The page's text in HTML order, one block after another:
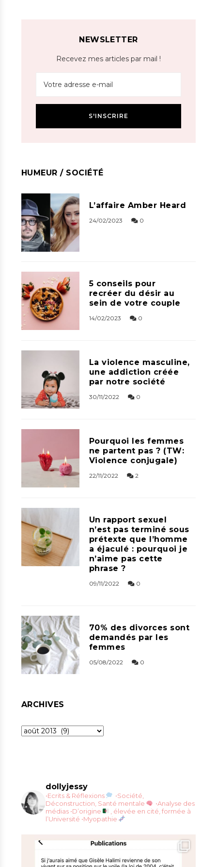
NEWSLETTER
Recevez mes articles par mail !
HUMEUR / SOCIÉTÉ
L’affaire Amber Heard
24/02/2023 0
5 conseils pour
recréer du désir au
sein de votre couple
14/02/2023 0
La violence masculine,
une addiction créée
par notre société
30/11/2022 0
Pourquoi les femmes
ne partent pas ? (TW:
Violence conjugale)
22/11/2022 2
Un rapport sexuel
n’est pas terminé sous
prétexte que l’homme
a éjaculé : pourquoi je
n’aime pas cette
phrase ?
09/11/2022 0
70% des divorces sont
demandés par les
femmes
05/08/2022 0
ARCHIVES
Archives
dollyjessy
•Ecrits & Réflexions
•Société,
Déconstruction, Santé mentale
•Analyse des
médias •D’origine
, élevée en cité, formée à
l’Université •Myopathie